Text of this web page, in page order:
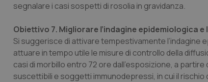
segnalare i casi sospetti di rosolia in gravidanza.
Obiettivo 7. Migliorare l’indagine epidemiologica
Si suggerisce di attivare tempestivamente l’indagine
attuare in tempo utile le misure di controllo della
casi di morbillo entro 72 ore dall’esposizione, a
suscettibili e soggetti immunodepressi, in cui il
Nome
Nome